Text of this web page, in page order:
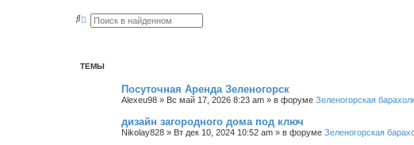
П Р
р
ТЕМЫ
Посуточная Аренда Зеленогорск
Alexeu98 » Вс май 17, 2026 8:23 am » в форуме Зеленогорская
дизайн загородного дома под ключ
Nikolay828 » Вт дек 10, 2024 10:52 am » в форуме Зеленогорская